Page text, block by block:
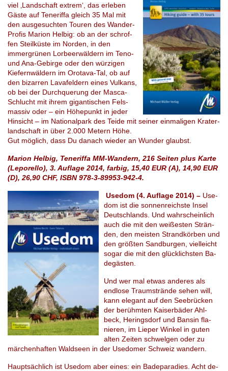
viel ‚Land­schaft ex­trem‘, das er­le­ben
Gäste auf Te­ne­rif­fa gleich 35 Mal mit
den aus­ge­such­ten Tou­ren des Wan­der-
Pro­fis Marion Hel­big: ob an der schrof­
fen Steil­küs­te im Nor­den, in den
immergrü­nen Lor­beer­wäl­dern im Teno-
und Ana-Ge­bir­ge oder den wür­zi­gen
Kie­fern­wäl­dern im Oro­ta­va-Tal, ob auf
den bi­zar­ren Lava­fel­dern eines Vul­kans,
ob bei der Durch­que­rung der Masca-
Schlucht mit ihrem gigantischen Fels­
mas­siv oder – ein Hö­he­punkt in jeder
Hin­sicht – im Na­tio­nal­park des Teide mit sei­ner ein­ma­li­gen Kra­ter­
land­schaft in über 2.000 Metern Höhe.
Gut mög­lich, dass Du da­nach wie­der an Wun­der glau­bst.
Marion Helbig, Teneriffa MM-Wandern, 216 Seiten plus Karte
(Leporello), 3. Auflage 2014, farbig, 15,40 EUR (A), 14,90 EUR
(D), 26,90 CHF, ISBN 978-3-89953-942-4.
Usedom (4. Auflage 2014) – Use­
dom ist die son­nen­reichs­te Insel
Deutsch­lands. Und wahr­schein­lich
auch die mit den weißes­ten Strän­
den, den meis­ten Strand­kör­ben und
den größ­ten Sand­bur­gen, viel­leicht
sogar die mit den glück­lichs­ten Ba­
de­gäs­ten.
Und wer mal etwas an­de­res als
end­lo­se Traum­strän­de sehen will,
kann ele­gant auf den See­brü­cken
der be­rühm­ten Kai­ser­bä­der Ahl­
beck, He­rings­dorf und Ban­sin fla­
nie­ren, im Lie­per Win­kel in guten
alten Zei­ten schwel­gen oder zu
mär­chen­haf­ten Wald­se­en in der Use­do­mer Schweiz wan­dern.
Haupt­säch­lich ist Use­dom aber eines: ein Ba­de­pa­ra­dies. Acht de­